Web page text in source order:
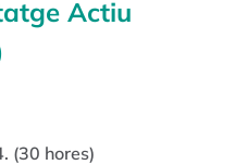
Actiu
(30 hores)